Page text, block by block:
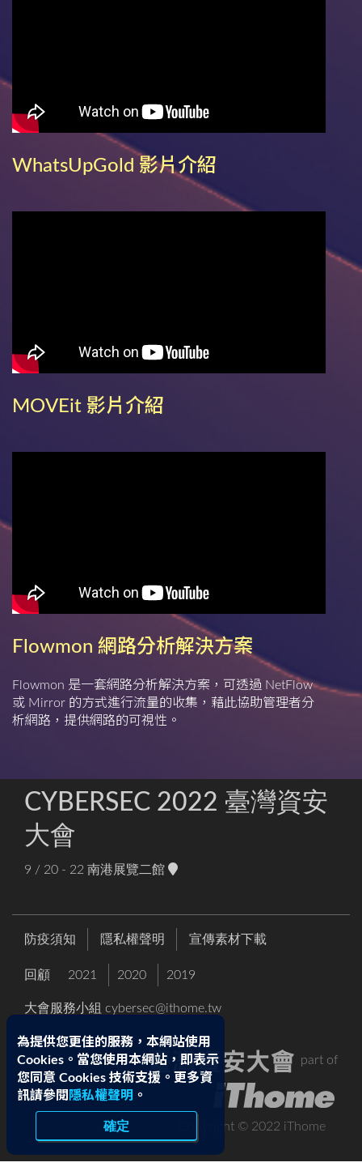
為提供您更佳的服務，本網站使用
Cookies。當您使用本網站，即表示
您同意 Cookies 技術支援。更多資
訊請參閱 隱私權聲明 。
確定
WhatsUpGold 影片介紹
MOVEit 影片介紹
Flowmon 網路分析解決方案
Flowmon 是一套網路分析解決方案，可透過 NetFlow
或 Mirror 的方式進行流量的收集，藉此協助管理者分
析網路，提供網路的可視性。
CYBERSEC 2022 臺灣資安
大會
9 / 20 - 22 南港展覽二館
防疫須知 隱私權聲明 宣傳素材下載
回顧 2021 2020 2019
大會服務小組 cybersec@ithome.tw
part of
Copyright © 2022 iThome